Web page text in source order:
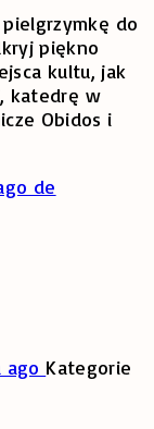
do
piękno
kultu, jak
katedrę w
Obidos i
ago Kategorie